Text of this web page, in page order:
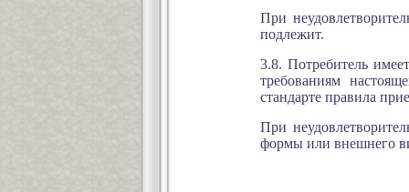
При
подлежит.
3.8. Потребитель
требованиям
стандарте правила
При
формы или внешнего